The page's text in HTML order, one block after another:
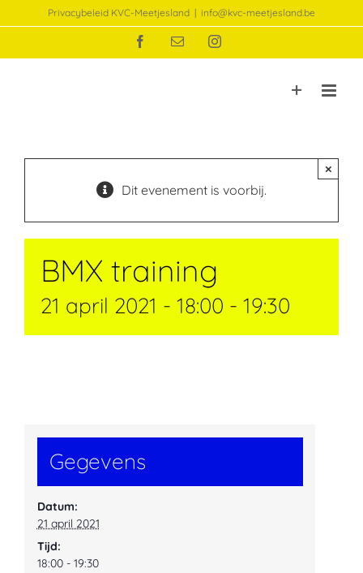
naar
Privacybeleid KVC-Meetjesland | info@kvc-meetjesland.be
Facebook
E-
Instagram
Dit evenement is voorbij.
×
BMX training
21 april 2021 - 18:00 - 19:30
Gegevens
Datum:
21 april 2021
Tijd:
18:00 - 19:30